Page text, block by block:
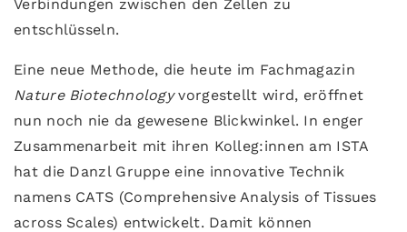
Verbindungen zwischen den Zellen zu
entschlüsseln.
Eine neue Methode, die heute im Fachmagazin
Nature Biotechnologyvorgestellt wird, eröffnet
nun noch nie da gewesene Blickwinkel. In enger
Zusammenarbeit mit ihren Kolleg:innen am ISTA
hat die Danzl Gruppe eine innovative Technik
namens CATS (Comprehensive Analysis of Tissues
across Scales) entwickelt. Damit können